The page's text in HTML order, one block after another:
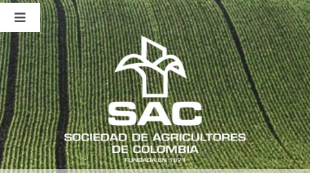
Saltar
contenido
Toggle
Navigation
Nosotros
Publicaciones
Sala de Prensa
Eventos